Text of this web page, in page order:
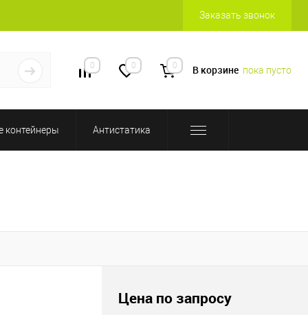
Заказать звонок
0 0 0 В корзине пока пусто
контейнеры Антистатика
Цена по запросу